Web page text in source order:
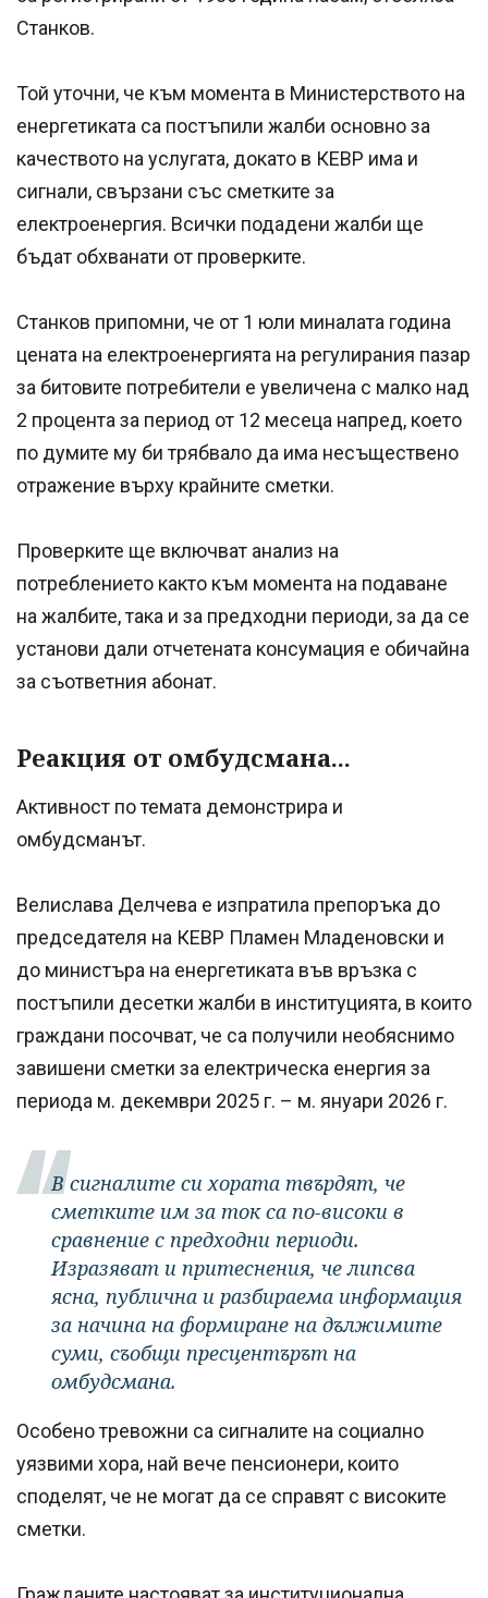
Станков.
Той уточни, че към момента в Министерството на
енергетиката са постъпили жалби основно за
качеството на услугата, докато в КЕВР има и
сигнали, свързани със сметките за
електроенергия. Всички подадени жалби ще
бъдат обхванати от проверките.
Станков припомни, че от 1 юли миналата година
цената на електроенергията на регулирания пазар
за битовите потребители е увеличена с малко над
2 процента за период от 12 месеца напред, което
по думите му би трябвало да има несъществено
отражение върху крайните сметки.
Проверките ще включват анализ на
потреблението както към момента на подаване
на жалбите, така и за предходни периоди, за да се
установи дали отчетената консумация е обичайна
за съответния абонат.
Реакция от омбудсмана...
Активност по темата демонстрира и
омбудсманът.
Велислава Делчева е изпратила препоръка до
председателя на КЕВР Пламен Младеновски и
до министъра на енергетиката във връзка с
постъпили десетки жалби в институцията, в които
граждани посочват, че са получили необяснимо
завишени сметки за електрическа енергия за
периода м. декември 2025 г. – м. януари 2026 г.
В сигналите си хората твърдят, че
сметките им за ток са по-високи в
сравнение с предходни периоди.
Изразяват и притеснения, че липсва
ясна, публична и разбираема информация
за начина на формиране на дължимите
суми, съобщи пресцентърът на
омбудсмана.
Особено тревожни са сигналите на социално
уязвими хора, най вече пенсионери, които
споделят, че не могат да се справят с високите
сметки.